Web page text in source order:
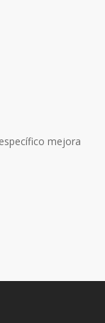
mejora